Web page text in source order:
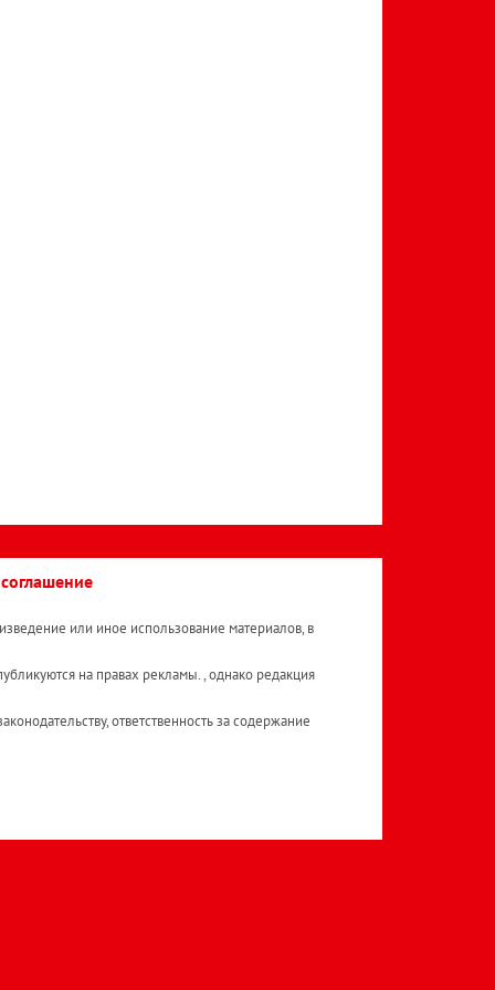
или иное использование материалов, в
на правах рекламы. , однако редакция
ответственность за содержание